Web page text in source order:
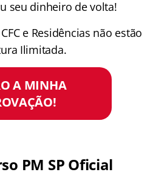
seu dinheiro de volta!
e Residências não estão
Ilimitada.
A MINHA
PM SP Oficial